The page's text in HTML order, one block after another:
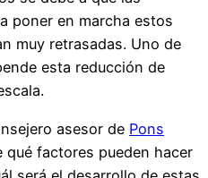
poner en marcha estos
muy retrasadas. Uno de
esta reducción de
asesor de Pons
qué factores pueden hacer